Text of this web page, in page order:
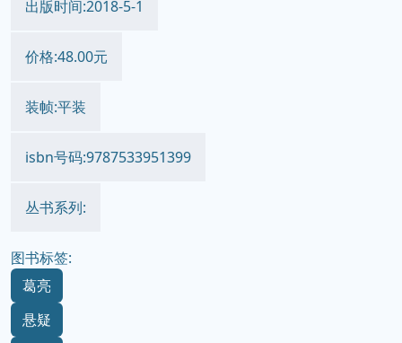
出版时间:2018-5-1
价格:48.00元
装帧:平装
isbn号码:9787533951399
丛书系列:
图书标签:
葛亮
悬疑